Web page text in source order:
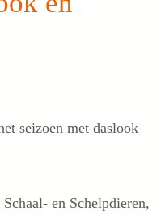
seizoen met daslook
Schaal- en Schelpdieren,